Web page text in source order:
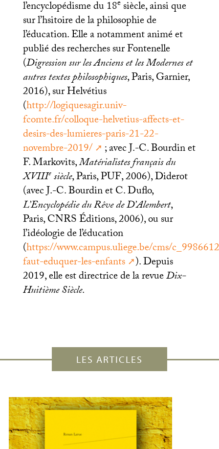
l’encyclopédisme du 18esiècle, ainsi que
sur l’hsitoire de la philosophie de
l’éducation. Elle a notamment animé et
publié des recherches sur Fontenelle
(Digression sur les Anciens et les Modernes et
autres textes philosophiques, Paris, Garnier,
2016), sur Helvétius
(http://logiquesagir.univ-
fcomte.fr/colloque-helvetius-affects-et-
desirs-des-lumieres-paris-21-22-
novembre-2019/
; avec J.-C. Bourdin et
F. Markovits,Matérialistes français du
XVIIIesiècle, Paris,PUF, 2006), Diderot
(avec J.-C. Bourdin et C. Duflo,
L’Encyclopédie du Rêve de D’Alembert,
Paris,CNRSÉditions, 2006), ou sur
l’idéologie de l’éducation
(https://www.campus.uliege.be/cms/
faut-eduquer-les-enfants ). Depuis
2019, elle est directrice de la revueDix-
Huitième Siècle.
LES ARTICLES